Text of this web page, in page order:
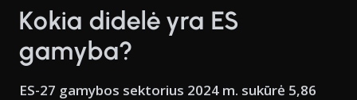
Kokia didelė yra ES
gamyba?
ES-27 gamybos sektorius 2024 m. sukūrė 5,86